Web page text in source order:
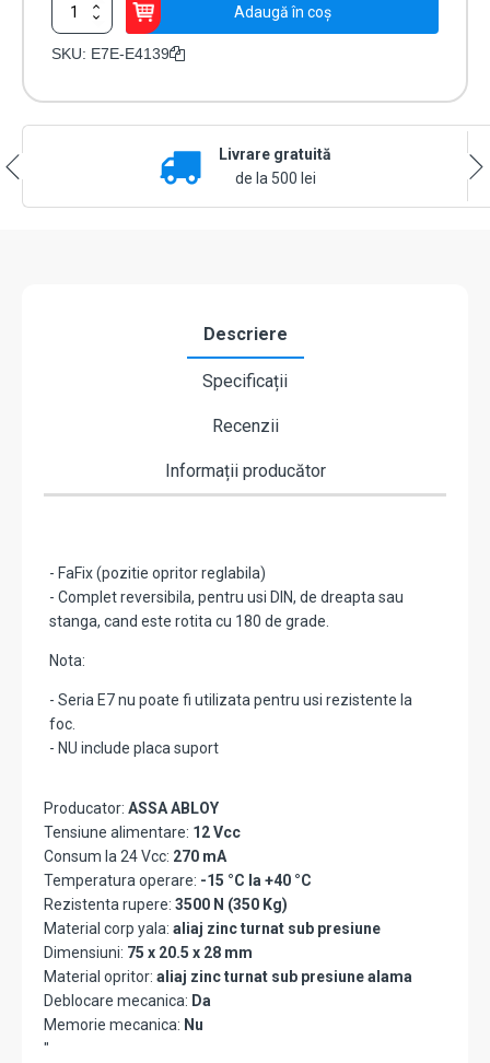
Cantitate
Yala
electromagnetica
Adaugă în coș
SKU: E7E-E4139
Livrare gratuită
de la 500 lei
Descriere
Specificații
Recenzii
Informații producător
- FaFix (pozitie opritor reglabila)
- Complet reversibila, pentru usi DIN, de dreapta sau
stanga, cand este rotita cu 180 de grade.
Nota:
- Seria E7 nu poate fi utilizata pentru usi rezistente la
foc.
- NU include placa suport
Producator: ASSA ABLOY
Tensiune alimentare: 12 Vcc
Consum la 24 Vcc: 270 mA
Temperatura operare: -15 °C la +40 °C
Rezistenta rupere: 3500 N (350 Kg)
Material corp yala: aliaj zinc turnat sub presiune
Dimensiuni: 75 x 20.5 x 28 mm
Material opritor: aliaj zinc turnat sub presiune alama
Deblocare mecanica: Da
Memorie mecanica: Nu
"